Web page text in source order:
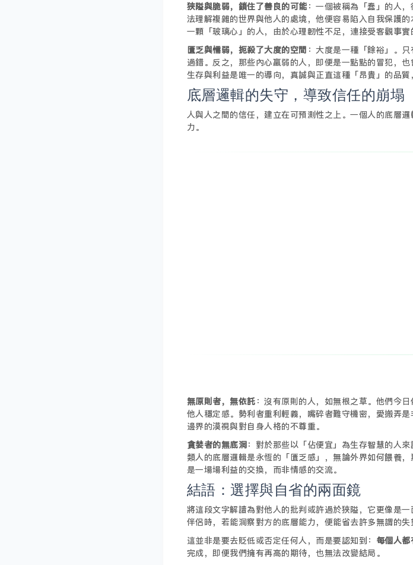
狹隘與脆弱，鎖住了善良的可能 ：一個被稱為「蠢」的人
法理解複雜的世界與他人的處境，他便容易陷入自我保護
一顆「玻璃心」的人，由於心理韌性不足，連接受客觀事
匱乏與懦弱，扼殺了大度的空間 ：大度是一種「餘裕」。
過錯。反之，那些內心羸弱的人，即便是一點點的冒犯，
生存與利益是唯一的導向，真誠與正直這種「昂貴」的品質
底層邏輯的失守，導致信任的崩塌
人與人之間的信任，建立在可預測性之上。一個人的底層
力。
無原則者，無依託 ：沒有原則的人，如無根之草。他們今
他人穩定感。勢利者重利輕義，嘴碎者難守機密，愛搬弄
邊界的漠視與對自身人格的不尊重。
貪婪者的無底洞：對於那些以「佔便宜」為生存智慧的人
類人的底層邏輯是永恆的「匱乏感」，無論外界如何餵養
是一場場利益的交換，而非情感的交流。
結語：選擇與自省的兩面鏡
將這段文字解讀為對他人的批判或許過於狹隘，它更像是
伴侶時，若能洞察對方的底層能力，便能省去許多無謂的失
這並非是要去貶低或否定任何人，而是要認知到： 每個人都
完成，即便我們擁有再高的期待，也無法改變結局。